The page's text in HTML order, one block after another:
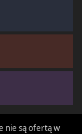
nie są ofertą w